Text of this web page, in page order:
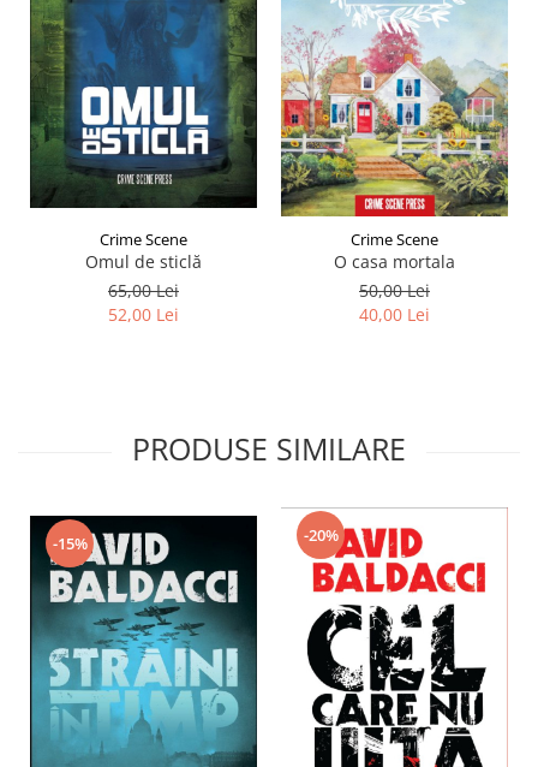
Crime Scene
Omul de sticlă
65,00 Lei
52,00 Lei
Crime Scene
O casa mortala
50,00 Lei
40,00 Lei
PRODUSE SIMILARE
-15% -20%